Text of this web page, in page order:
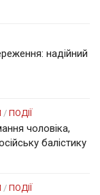
надійний
/ ПОДІЇ
чоловіка,
балістику
/ ПОДІЇ